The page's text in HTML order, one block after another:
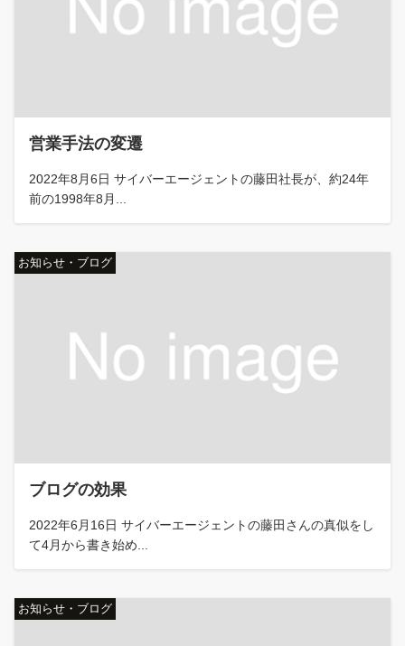
営業手法の変遷
2022年8月6日 サイバーエージェントの藤田社長が、約24年
前の1998年8月...
お知らせ・ブログ
ブログの効果
2022年6月16日 サイバーエージェントの藤田さんの真似をし
て4月から書き始め...
お知らせ・ブログ